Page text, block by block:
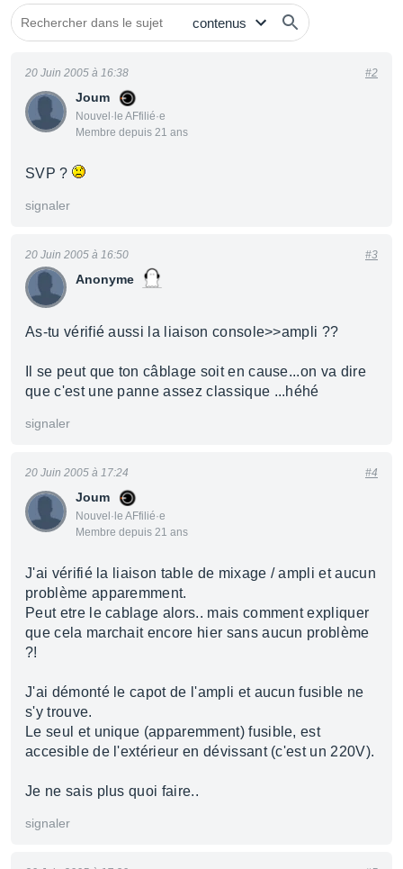
Joum
Nouvel·le AFfilié·e
Membre depuis 21 ans
20 Juin 2005 à 16:38 #2
SVP ?
signaler
Anonyme
20 Juin 2005 à 16:50 #3
As-tu vérifié aussi la liaison console>>ampli ??
Il se peut que ton câblage soit en cause...on va dire
que c'est une panne assez classique ...héhé
signaler
Joum
Nouvel·le AFfilié·e
Membre depuis 21 ans
20 Juin 2005 à 17:24 #4
J'ai vérifié la liaison table de mixage / ampli et aucun
problème apparemment.
Peut etre le cablage alors.. mais comment expliquer
que cela marchait encore hier sans aucun problème
?!
J'ai démonté le capot de l'ampli et aucun fusible ne
s'y trouve.
Le seul et unique (apparemment) fusible, est
accesible de l'extérieur en dévissant (c'est un 220V).
Je ne sais plus quoi faire..
signaler